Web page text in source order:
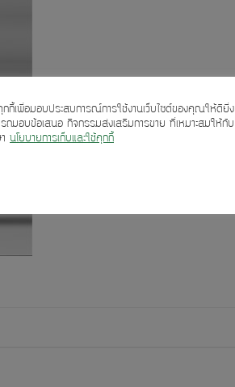
กกี้เพื่อมอบประสบการณ์การใช้งานเว็บไซต์ของคุณให้ดียิ่ง
ถมอบข้อเสนอ กิจกรรมส่งเสริมการขาย ที่เหมาะสมให้กับ
นโยบายการเก็บและใช้คุกกี้